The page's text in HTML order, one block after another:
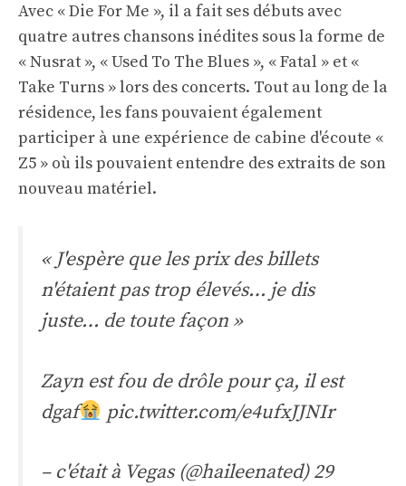
Avec « Die For Me », il a fait ses débuts avec
quatre autres chansons inédites sous la forme de
« Nusrat », « Used To The Blues », « Fatal » et «
Take Turns » lors des concerts. Tout au long de la
résidence, les fans pouvaient également
participer à une expérience de cabine d'écoute «
Z5 » où ils pouvaient entendre des extraits de son
nouveau matériel.
« J'espère que les prix des billets
n'étaient pas trop élevés… je dis
juste… de toute façon »
Zayn est fou de drôle pour ça, il est
dgaf
pic.twitter.com/e4ufxJJNIr
– c'était à Vegas (@haileenated)29